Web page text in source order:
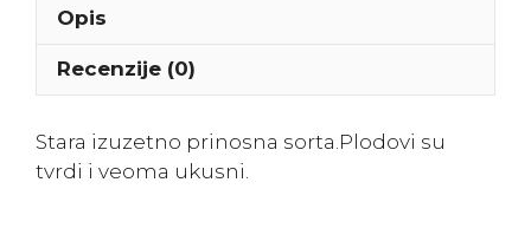
Opis
Recenzije (0)
Stara izuzetno prinosna sorta.Plodovi su
tvrdi i veoma ukusni.